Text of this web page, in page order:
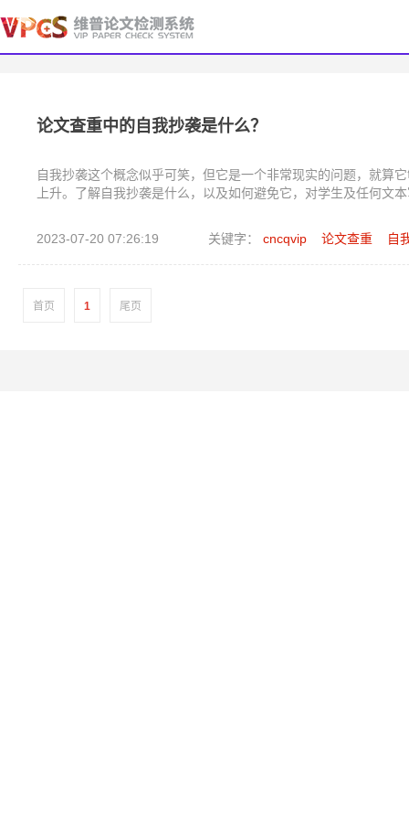
论文查重中的自我抄袭是什么？
自我抄袭这个概念似乎可笑，但它是一个非常现实的问题，就算
上升。了解自我抄袭是什么，以及如何避免它，对学生及任何文
2023-07-20 07:26:19 关键字： cncqvip 论文查重 自
首页 1 尾页